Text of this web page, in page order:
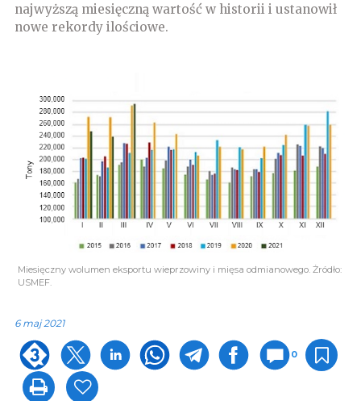
najwyższą miesięczną wartość w historii i ustanowił
nowe rekordy ilościowe.
Miesięczny wolumen eksportu wieprzowiny i mięsa odmianowego. Żródło:
USMEF.
6 maj 2021
0